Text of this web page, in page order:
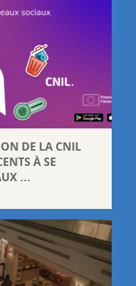
DE LA CNIL
À SE
...